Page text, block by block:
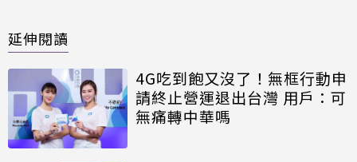
延伸閱讀
4G吃到飽又沒了！無框行動申
請終止營運退出台灣 用戶：可
無痛轉中華嗎